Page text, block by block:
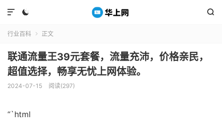
 

行业百科  正文
联通流量王39元套餐，流量充沛，价格亲民，
超值选择，畅享无忧上网体验。
2024-07-15 阅读(297)
“`html